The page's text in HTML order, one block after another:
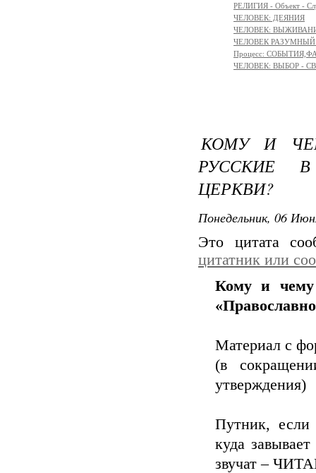
РЕЛИГИЯ - Объект -
ЧЕЛОВЕК: ДЕЯНИЯ
ЧЕЛОВЕК: ВЫЖИВАНИЕ
ЧЕЛОВЕК РАЗУМНЫЙ:
Процесс:
ЧЕЛОВЕК: ВЫБОР -
КОМУ И
РУССКИЕ В
ЦЕРКВИ?
Понедельник, 06
Это цитата
цитатник или
Кому и чему
Материал с
(в
утверждения)
Путник,
куда
звучат –